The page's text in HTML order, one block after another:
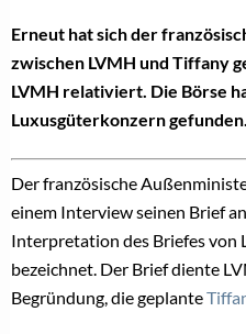
Erneut hat sich der
zwischen LVMH und Tiffany
LVMH relativiert. Die Börse
Luxusgüterkonzern gefunden.
Der französische
einem Interview seinen Brief
Interpretation des Briefes von
bezeichnet. Der Brief diente
Begründung, die geplante